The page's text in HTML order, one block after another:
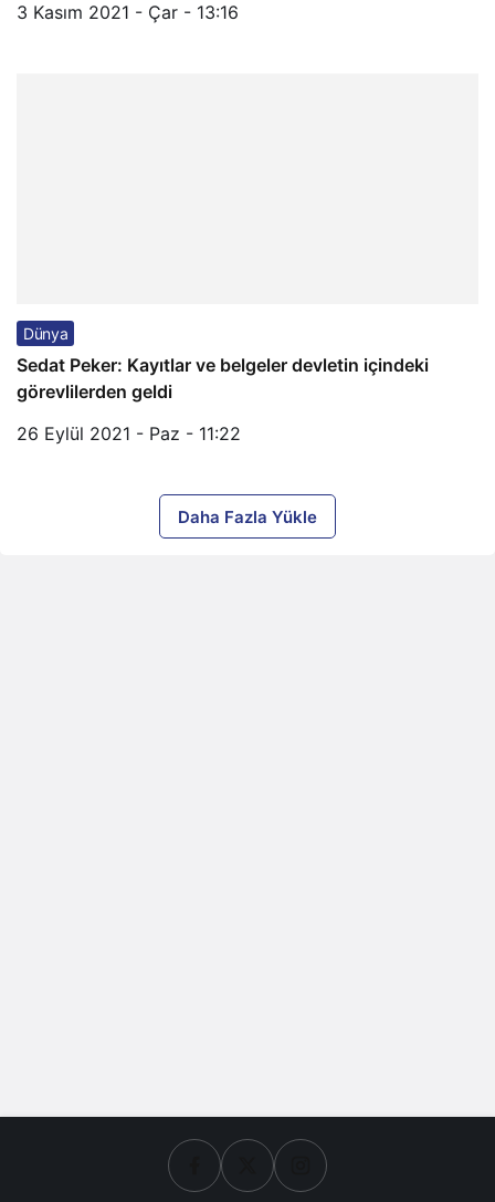
3 Kasım 2021 - Çar - 13:16
Dünya
Sedat Peker: Kayıtlar ve belgeler devletin içindeki
görevlilerden geldi
26 Eylül 2021 - Paz - 11:22
Daha Fazla Yükle